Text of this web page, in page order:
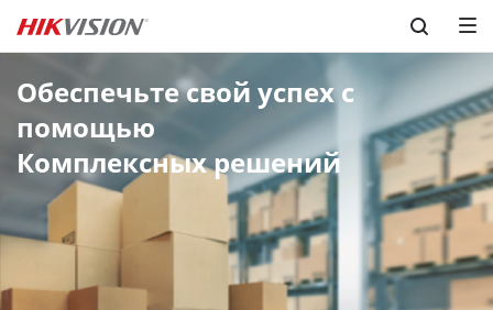
Skip to content
Обеспечьте свой успех с
помощью
Комплексных решений